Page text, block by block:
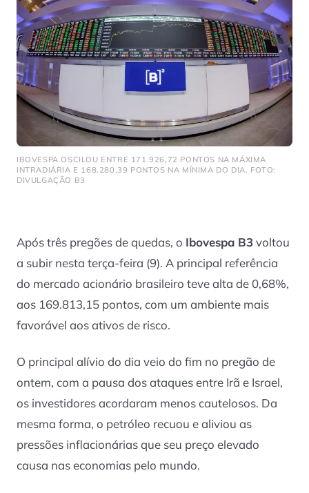
IBOVESPA OSCILOU ENTRE 171.926,72 PONTOS NA MÁXIMA
INTRADIÁRIA E 168.280,39 PONTOS NA MÍNIMA DO DIA. FOTO:
DIVULGAÇÃO B3
Após três pregões de quedas, o Ibovespa B3voltou
a subir nesta terça-feira (9). A principal referência
do mercado acionário brasileiro teve alta de 0,68%,
aos 169.813,15 pontos, com um ambiente mais
favorável aos ativos de risco.
O principal alívio do dia veio do fim no pregão de
ontem, com a pausa dos ataques entre Irã e Israel,
os investidores acordaram menos cautelosos. Da
mesma forma, o petróleo recuou e aliviou as
pressões inflacionárias que seu preço elevado
causa nas economias pelo mundo.